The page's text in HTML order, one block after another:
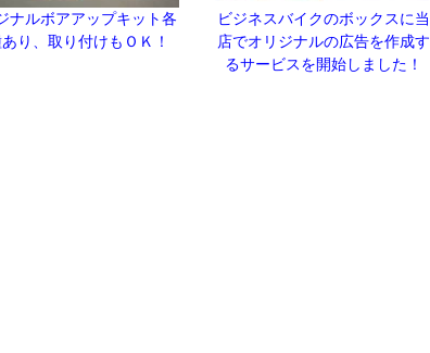
ナルボアアップキット各
り、取り付けもＯＫ！
ビジネスバイクのボックスに当
店でオリジナルの広告を作成す
るサービスを開始しました！